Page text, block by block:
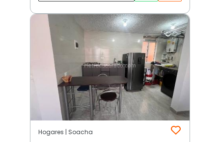
Hogares | Soacha